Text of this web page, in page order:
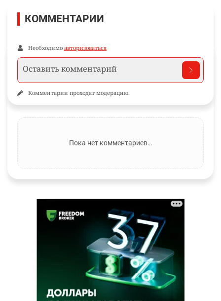
КОММЕНТАРИИ
Необходимо авторизоваться
Комментарии проходят модерацию.
Пока нет комментариев…